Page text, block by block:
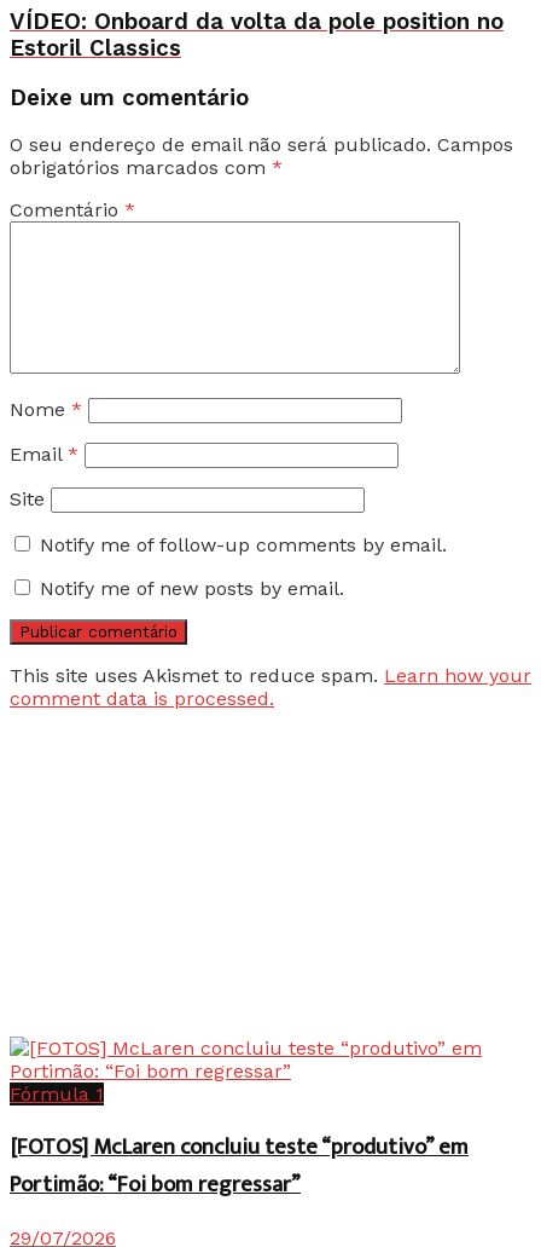
VÍDEO: Onboard da volta da pole position no
Estoril Classics
Deixe um comentário
O seu endereço de email não será publicado. Campos
obrigatórios marcados com *
Comentário *
Nome *
Email *
Site
Notify me of follow-up comments by email.
Notify me of new posts by email.
This site uses Akismet to reduce spam. Learn how your
comment data is processed.
Fórmula 1
[FOTOS] McLaren concluiu teste “produtivo” em
Portimão: “Foi bom regressar”
29/07/2026